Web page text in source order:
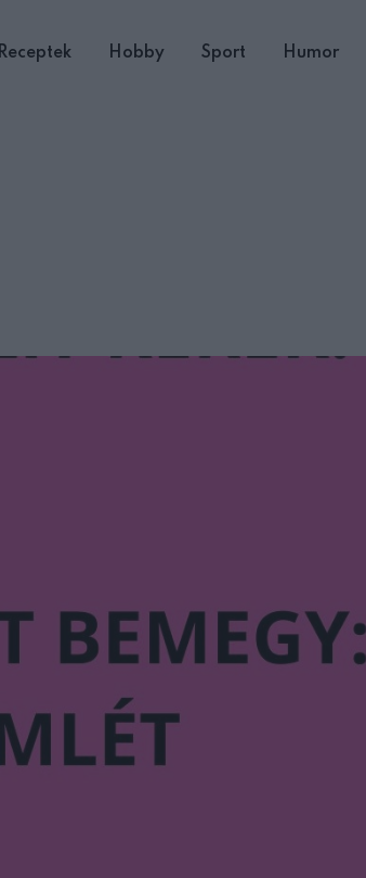
Receptek Hobby Sport Humor